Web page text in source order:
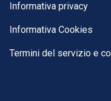
Informativa privacy
Informativa Cookies
Termini del servizio e